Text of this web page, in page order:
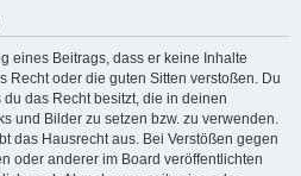
eines Beitrags, dass er keine Inhalte
Recht oder die guten Sitten verstoßen. Du
das Recht besitzt, die in deinen
und Bilder zu setzen bzw. zu verwenden.
das Hausrecht aus. Bei Verstößen gegen
oder anderer im Board veröffentlichten